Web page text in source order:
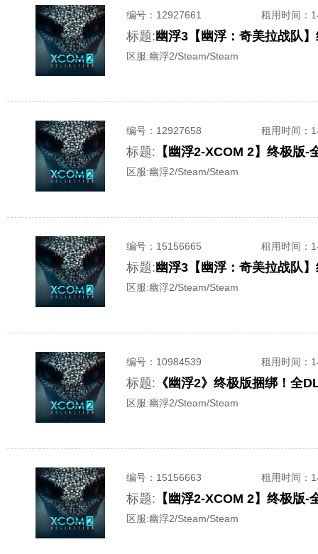
编号： 12927661 租用时间 ：
标题: 幽浮3【幽浮：奇美拉战队
区服:幽浮2/Steam/Steam
编号： 12927658 租用时间 ：
标题: 【幽浮2-XCOM 2】终极版
区服:幽浮2/Steam/Steam
编号： 15156665 租用时间 ：
标题: 幽浮3【幽浮：奇美拉战队
区服:幽浮2/Steam/Steam
编号： 10984539 租用时间 ：
标题: 《幽浮2》终极版捆绑！全
区服:幽浮2/Steam/Steam
编号： 15156663 租用时间 ：
标题: 【幽浮2-XCOM 2】终极版
区服:幽浮2/Steam/Steam